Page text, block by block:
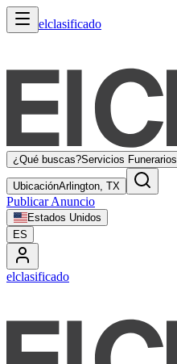
elclasificado
¿Qué buscas?Servicios Funerarios
UbicaciónArlington, TX
Publicar Anuncio
Estados Unidos
ES
elclasificado